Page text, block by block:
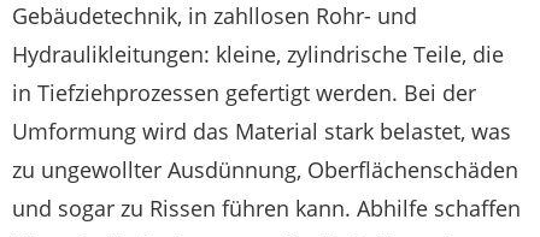
Gebäudetechnik, in zahllosen Rohr- und
Hydraulikleitungen: kleine, zylindrische Teile, die
in Tiefziehprozessen gefertigt werden. Bei der
Umformung wird das Material stark belastet, was
zu ungewollter Ausdünnung, Oberflächenschäden
und sogar zu Rissen führen kann. Abhilfe schaffen